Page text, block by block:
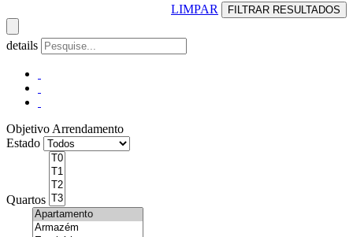
LIMPAR
details
Objetivo Arrendamento
Estado
Quartos